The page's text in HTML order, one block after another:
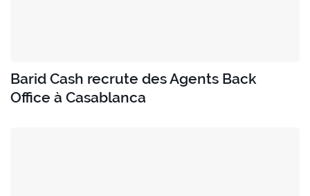
Barid Cash recrute des Agents Back
Office à Casablanca